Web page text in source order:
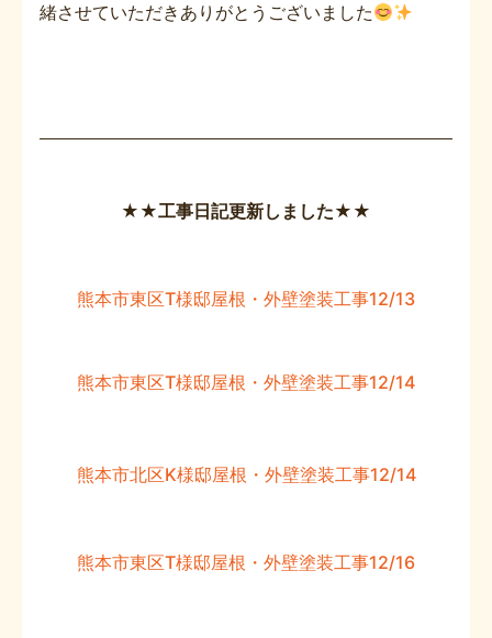
緒させていただきありがとうございました
★★工事日記更新しました★★
熊本市東区T様邸屋根・外壁塗装工事12/13
熊本市東区T様邸屋根・外壁塗装工事12/14
熊本市北区K様邸屋根・外壁塗装工事12/14
熊本市東区T様邸屋根・外壁塗装工事12/16